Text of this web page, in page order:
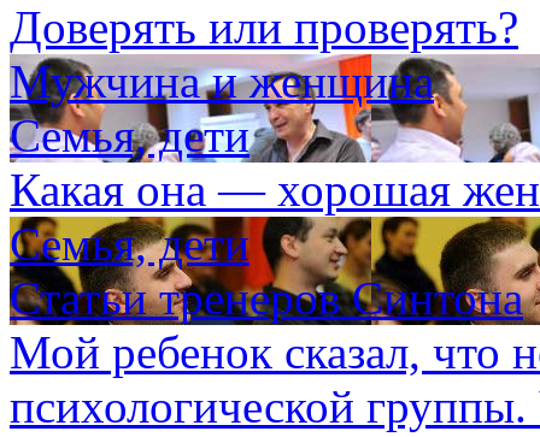
Доверять или проверять?
Мужчина и женщина
Семья, дети
Какая она — хорошая
Семья, дети
Статьи тренеров Синтона
Мой ребенок сказал, что
психологической группы.